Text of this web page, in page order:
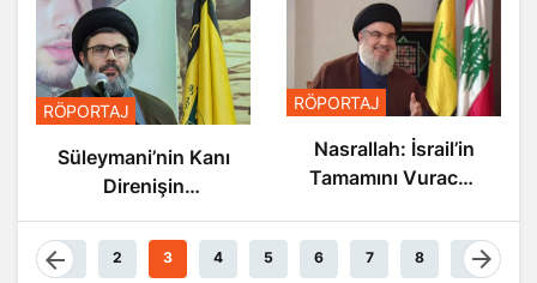
RÖPORTAJ
Süleymani’nin Kanı
Direnişin
Damarlarında
Akıyor
RÖPORTAJ
Nasrallah: İsrail’in
Tamamını Vuracak
1 2 3 4 5 6 7 8 9